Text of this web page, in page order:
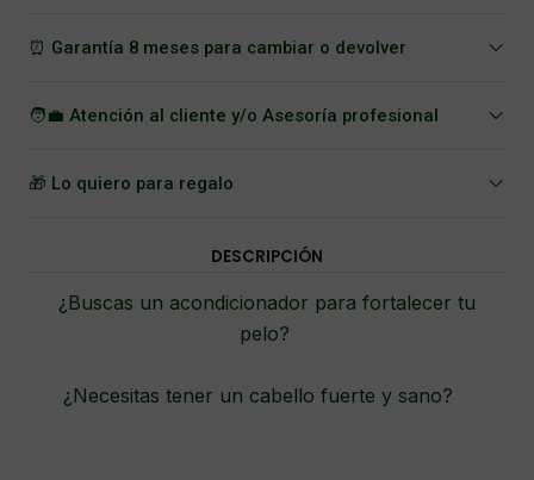
⏰ Garantía 8 meses para cambiar o devolver
🧑‍💼 Atención al cliente y/o Asesoría profesional
🎁 Lo quiero para regalo
DESCRIPCIÓN
¿Buscas un acondicionador para fortalecer tu
pelo?
¿Necesitas tener un cabello fuerte y sano?